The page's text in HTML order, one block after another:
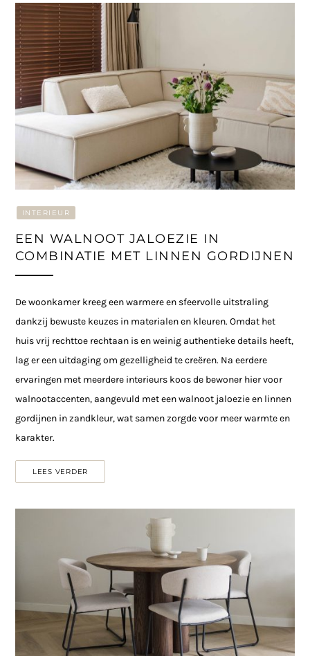
INTERIEUR
EEN WALNOOT JALOEZIE IN
COMBINATIE MET LINNEN GORDIJNEN
De woonkamer kreeg een warmere en sfeervolle uitstraling
dankzij bewuste keuzes in materialen en kleuren. Omdat het
huis vrij rechttoe rechtaan is en weinig authentieke details heeft,
lag er een uitdaging om gezelligheid te creëren. Na eerdere
ervaringen met meerdere interieurs koos de bewoner hier voor
walnootaccenten, aangevuld met een walnoot jaloezie en linnen
gordijnen in zandkleur, wat samen zorgde voor meer warmte en
karakter.
LEES VERDER